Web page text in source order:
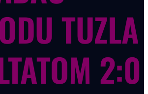
TUZLA
2:0